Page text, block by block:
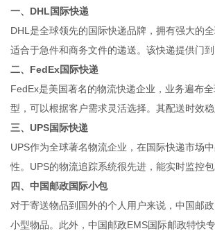
一、DHL国际快递
DHL是全球领先的国际快递品牌，拥有强大的
适合于急件和商务文件的递送。该快递提供门
二、FedEx国际快递
FedEx是美国著名的物流快递企业，业务遍布
型，可以根据客户需求灵活选择。其配送时效
三、UPS国际快递
UPS作为全球著名物流企业，在国际快递市场
性。UPS的物流追踪系统很先进，能实时监控
四、中国邮政国际小包
对于寄送物品到国外的个人用户来说，中国邮
小型物品。此外，中国邮政EMS国际邮政特快